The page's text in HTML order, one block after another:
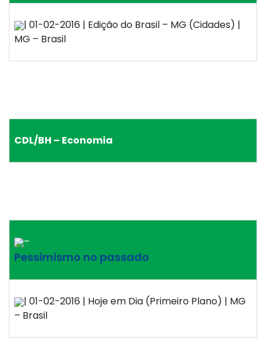
| 01-02-2016 | Edição do Brasil – MG (Cidades) |
MG – Brasil
CDL/BH – Economia
–
Pessimismo no passado
| 01-02-2016 | Hoje em Dia (Primeiro Plano) | MG
– Brasil